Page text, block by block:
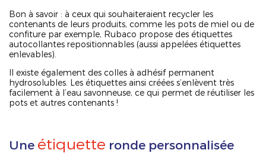
Bon à savoir : à ceux qui souhaiteraient recycler les
contenants de leurs produits, comme les pots de miel ou de
confiture par exemple, Rubaco propose des étiquettes
autocollantes repositionnables (aussi appelées étiquettes
enlevables).
Il existe également des colles à adhésif permanent
hydrosolubles. Les étiquettes ainsi créées s’enlèvent très
facilement à l’eau savonneuse, ce qui permet de réutiliser les
pots et autres contenants !
Une étiquette ronde personnalisée